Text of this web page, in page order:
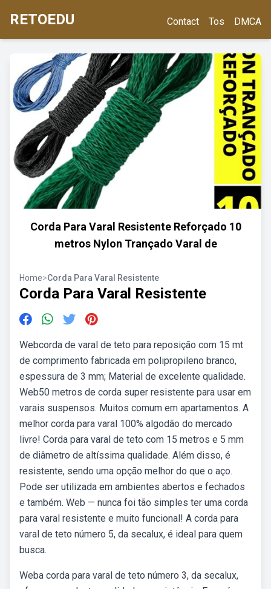
RETOEDU Contact Tos DMCA
Corda Para Varal Resistente Reforçado 10
metros Nylon Trançado Varal de
Home>Corda Para Varal Resistente
Corda Para Varal Resistente
Webcorda de varal de teto para reposição com 15 mt
de comprimento fabricada em polipropileno branco,
espessura de 3 mm; Material de excelente qualidade.
Web50 metros de corda super resistente para usar em
varais suspensos. Muitos comum em apartamentos. A
melhor corda para varal 100% algodão do mercado
livre! Corda para varal de teto com 15 metros e 5 mm
de diâmetro de altíssima qualidade. Além disso, é
resistente, sendo uma opção melhor do que o aço.
Pode ser utilizada em ambientes abertos e fechados
e também. Web — nunca foi tão simples ter uma corda
para varal resistente e muito funcional! A corda para
varal de teto número 5, da secalux, é ideal para quem
busca.
Weba corda para varal de teto número 3, da secalux,